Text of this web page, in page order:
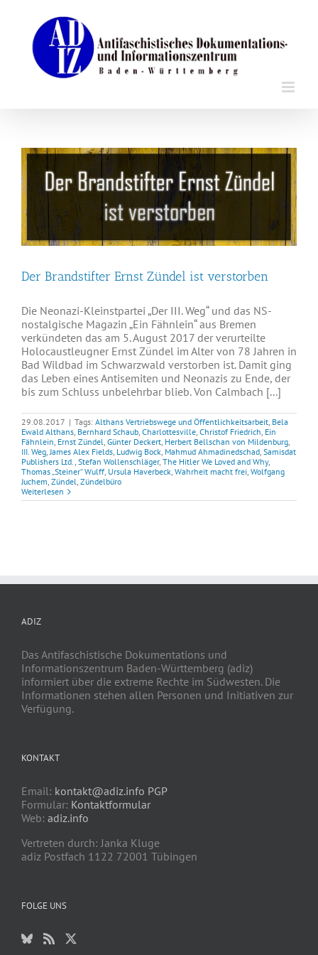
springen
Der Brandstifter Ernst Zündel ist verstorben
Die Neonazi-Kleinstpartei „Der III. Weg“ und das NS-
nostalgische Magazin „Ein Fähnlein“ aus Bremen
verkündeten das am 5. August 2017 der verurteilte
Holocaustleugner Ernst Zündel im Alter von 78 Jahren in
Bad Wildbad im Schwarzwald verstorben ist. Damit ging
das Leben eines Antisemiten und Neonazis zu Ende, der
bis zum Schluss unbelehrbar blieb. Von Calmbach [...]
29.08.2017 | Tags: Althans Vertriebswege und Öffentlichkeitsarbeit, Bela
Ewald Althans, Bernhard Schaub, Charlottesville, Christof Friedrich, Ein
Fähnlein, Ernst Zündel, Günter Deckert, Herbert Bellschan von Mildenburg,
III. Weg,James Alex Fields, Ludwig Bock, Mahmud Ahmadinedschad, Samisdat
Publishers Ltd., Stefan Wollenschläger, The Hitler We Loved and Why,
Thomas „Steiner“ Wulff, Ursula Haverbeck, Wahrheit macht frei, Wolfgang
Juchem, Zündel, Zündelbüro
Weiterlesen
ADIZ
Das Antifaschistische Dokumentations und
Informationszentrum Baden-Württemberg (adiz)
informiert über die extreme Rechte im Südwesten. Die
Informationen stehen allen Personen und Initiativen zur
Verfügung.
KONTAKT
Email: kontakt@adiz.info PGP
Formular: Kontaktformular
Web: adiz.info
Vertreten durch: Janka Kluge
adiz Postfach 1122 72001 Tübingen
FOLGE UNS